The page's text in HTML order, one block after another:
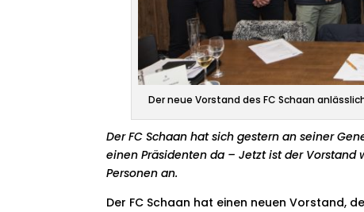
Der neue Vorstand des FC Schaan
Der FC Schaan hat sich gestern an seiner
einen Präsidenten da – Jetzt ist der
Personen an.
Der FC Schaan hat einen neuen Vorstand,